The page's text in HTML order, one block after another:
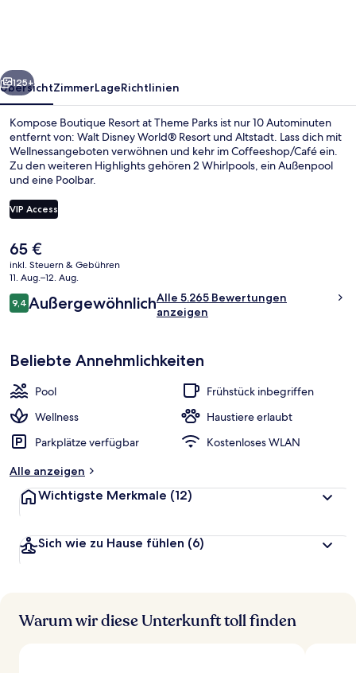
Weiter
125+
ÜbersichtZimmerLageRichtlinien
Kompose Boutique Resort at Theme Parks ist nur 10 Autominuten
entfernt von: Walt Disney World® Resort und Altstadt. Lass dich mit
Wellnessangeboten verwöhnen und kehr im Coffeeshop/Café ein.
Zu den weiteren Highlights gehören 2 Whirlpools, ein Außenpool
und eine Poolbar.
VIP Access
Der
aktuelle
Preis
65 €.
65 €
inkl. Steuern & Gebühren
11. Aug.–12. Aug.
Bewertungen
9,49,4 von 10.
AußergewöhnlichAlle 5.265 Bewertungen
anzeigen
Beliebte Annehmlichkeiten
Pool
Frühstück inbegriffen
Wellness
Haustiere erlaubt
Parkplätze verfügbar
Kostenloses WLAN
Alle anzeigen
Wichtigste Merkmale (12)
Sich wie zu Hause fühlen (6)
Warum wir diese Unterkunft toll finden